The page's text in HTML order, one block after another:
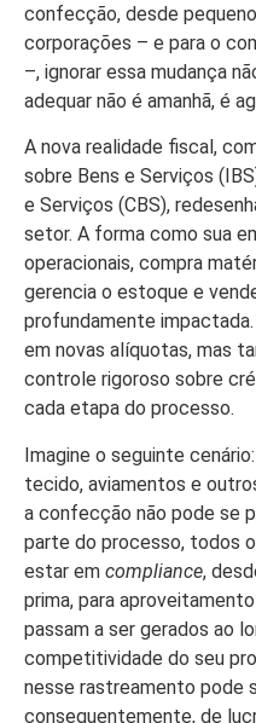
confecção, desde
corporações – e para o
–, ignorar essa mudança
adequar não é amanhã, é
A nova realidade fiscal,
sobre Bens e Serviços
e Serviços (CBS),
setor. A forma como sua
operacionais, compra
gerencia o estoque e
profundamente
em novas alíquotas, mas
controle rigoroso sobre
cada etapa do processo.
Imagine o seguinte
tecido, aviamentos e
a confecção não pode se
parte do processo, todos
estar em compliance,
prima, para
passam a ser gerados ao
competitividade do seu
nesse rastreamento pode
consequentemente, de